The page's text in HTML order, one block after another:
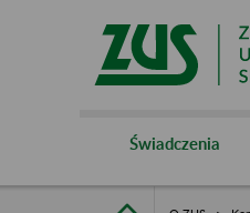
Świadczenia